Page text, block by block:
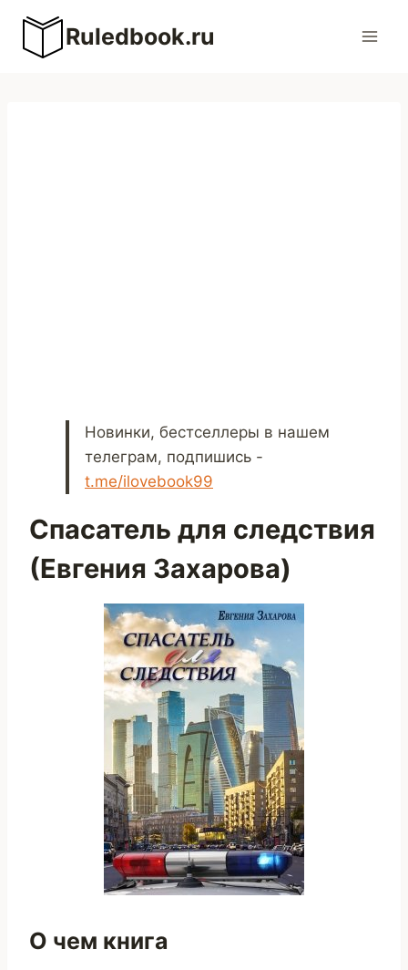
Перейти
содержимому
Ruledbook.ru
Новинки, бестселлеры в нашем
телеграм, подпишись -
t.me/ilovebook99
Спасатель для следствия
(Евгения Захарова)
О чем книга